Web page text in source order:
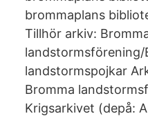
brommaplans
Tillhör arkiv:
landstormsförening/
landstormspojkar
Bromma
Krigsarkivet (depå: